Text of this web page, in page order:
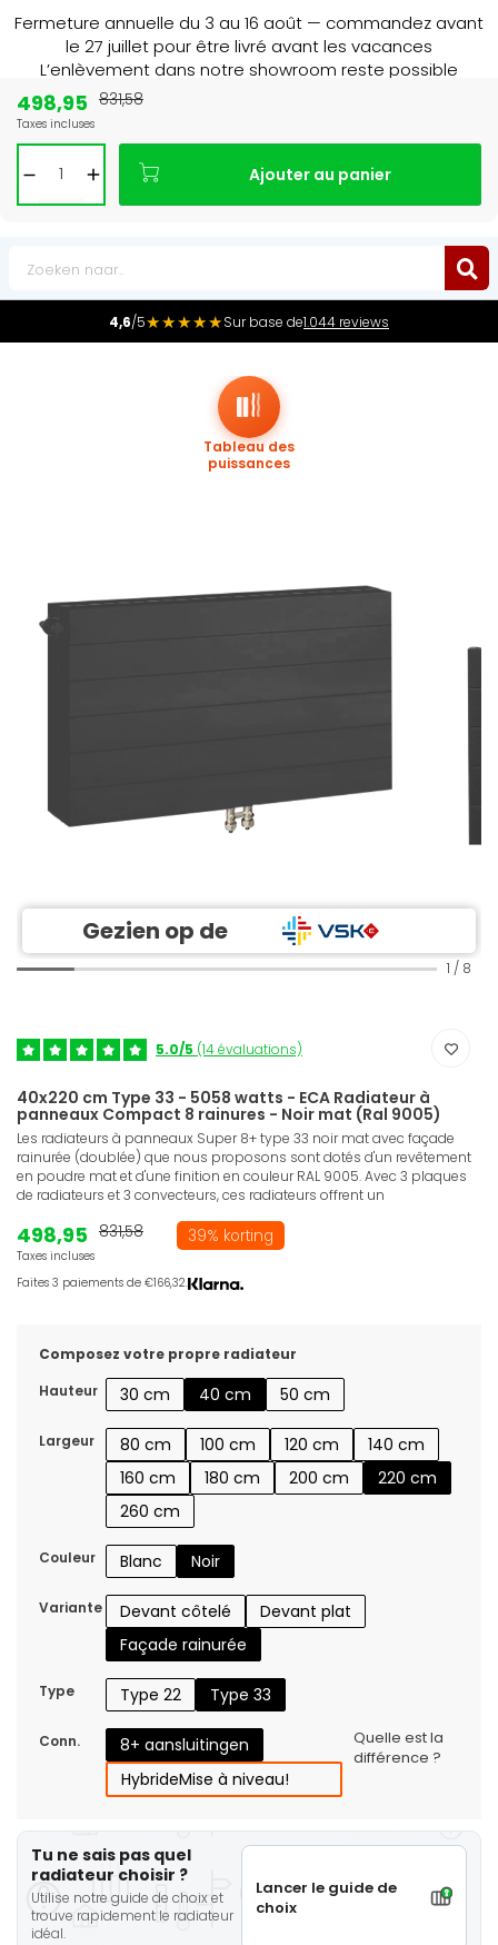
Fermeture annuelle du 3 au 16 août — commandez avant
le 27 juillet pour être livré avant les vacances
L’enlèvement dans notre showroom reste possible
4,6/5★★★★★Sur base de1.044 reviews
Gezien op de
Tableau des
puissances
1 / 8
5.0/5 (14 évaluations)
40x220 cm Type 33 - 5058 watts - ECA Radiateur à
panneaux Compact 8 rainures - Noir mat (Ral 9005)
Les radiateurs à panneaux Super 8+ type 33 noir mat avec façade
rainurée (doublée) que nous proposons sont dotés d'un revêtement
en poudre mat et d'une finition en couleur RAL 9005. Avec 3 plaques
de radiateurs et 3 convecteurs, ces radiateurs offrent un
498,95
Taxes incluses
831,58 39% korting
Faites 3 paiements de €166,32.
Composez votre propre radiateur
Hauteur
30 cm 40 cm 50 cm
Largeur 80 cm 100 cm 120 cm
140 cm
160 cm
180 cm 200 cm
220 cm
260 cm
Couleur Blanc Noir
Variante Devant côtelé
Devant plat
Façade rainurée
Type Type 22 Type 33
Conn.
8+ aansluitingen
HybrideMise à niveau!
Quelle est la
différence ?
Tu ne sais pas quel
radiateur choisir ?
Utilise notre guide de choix et
trouve rapidement le radiateur
idéal.
Lancer le guide de
choix
498,95
Taxes incluses
831,58
Ajouter au panier